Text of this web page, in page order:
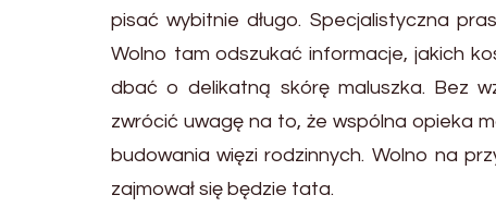
pisać wybitnie długo. Specjalistyczna
Wolno tam odszukać informacje, jakich
dbać o delikatną skórę maluszka. Bez
zwrócić uwagę na to, że wspólna opieka
budowania więzi rodzinnych. Wolno na
zajmował się będzie tata.